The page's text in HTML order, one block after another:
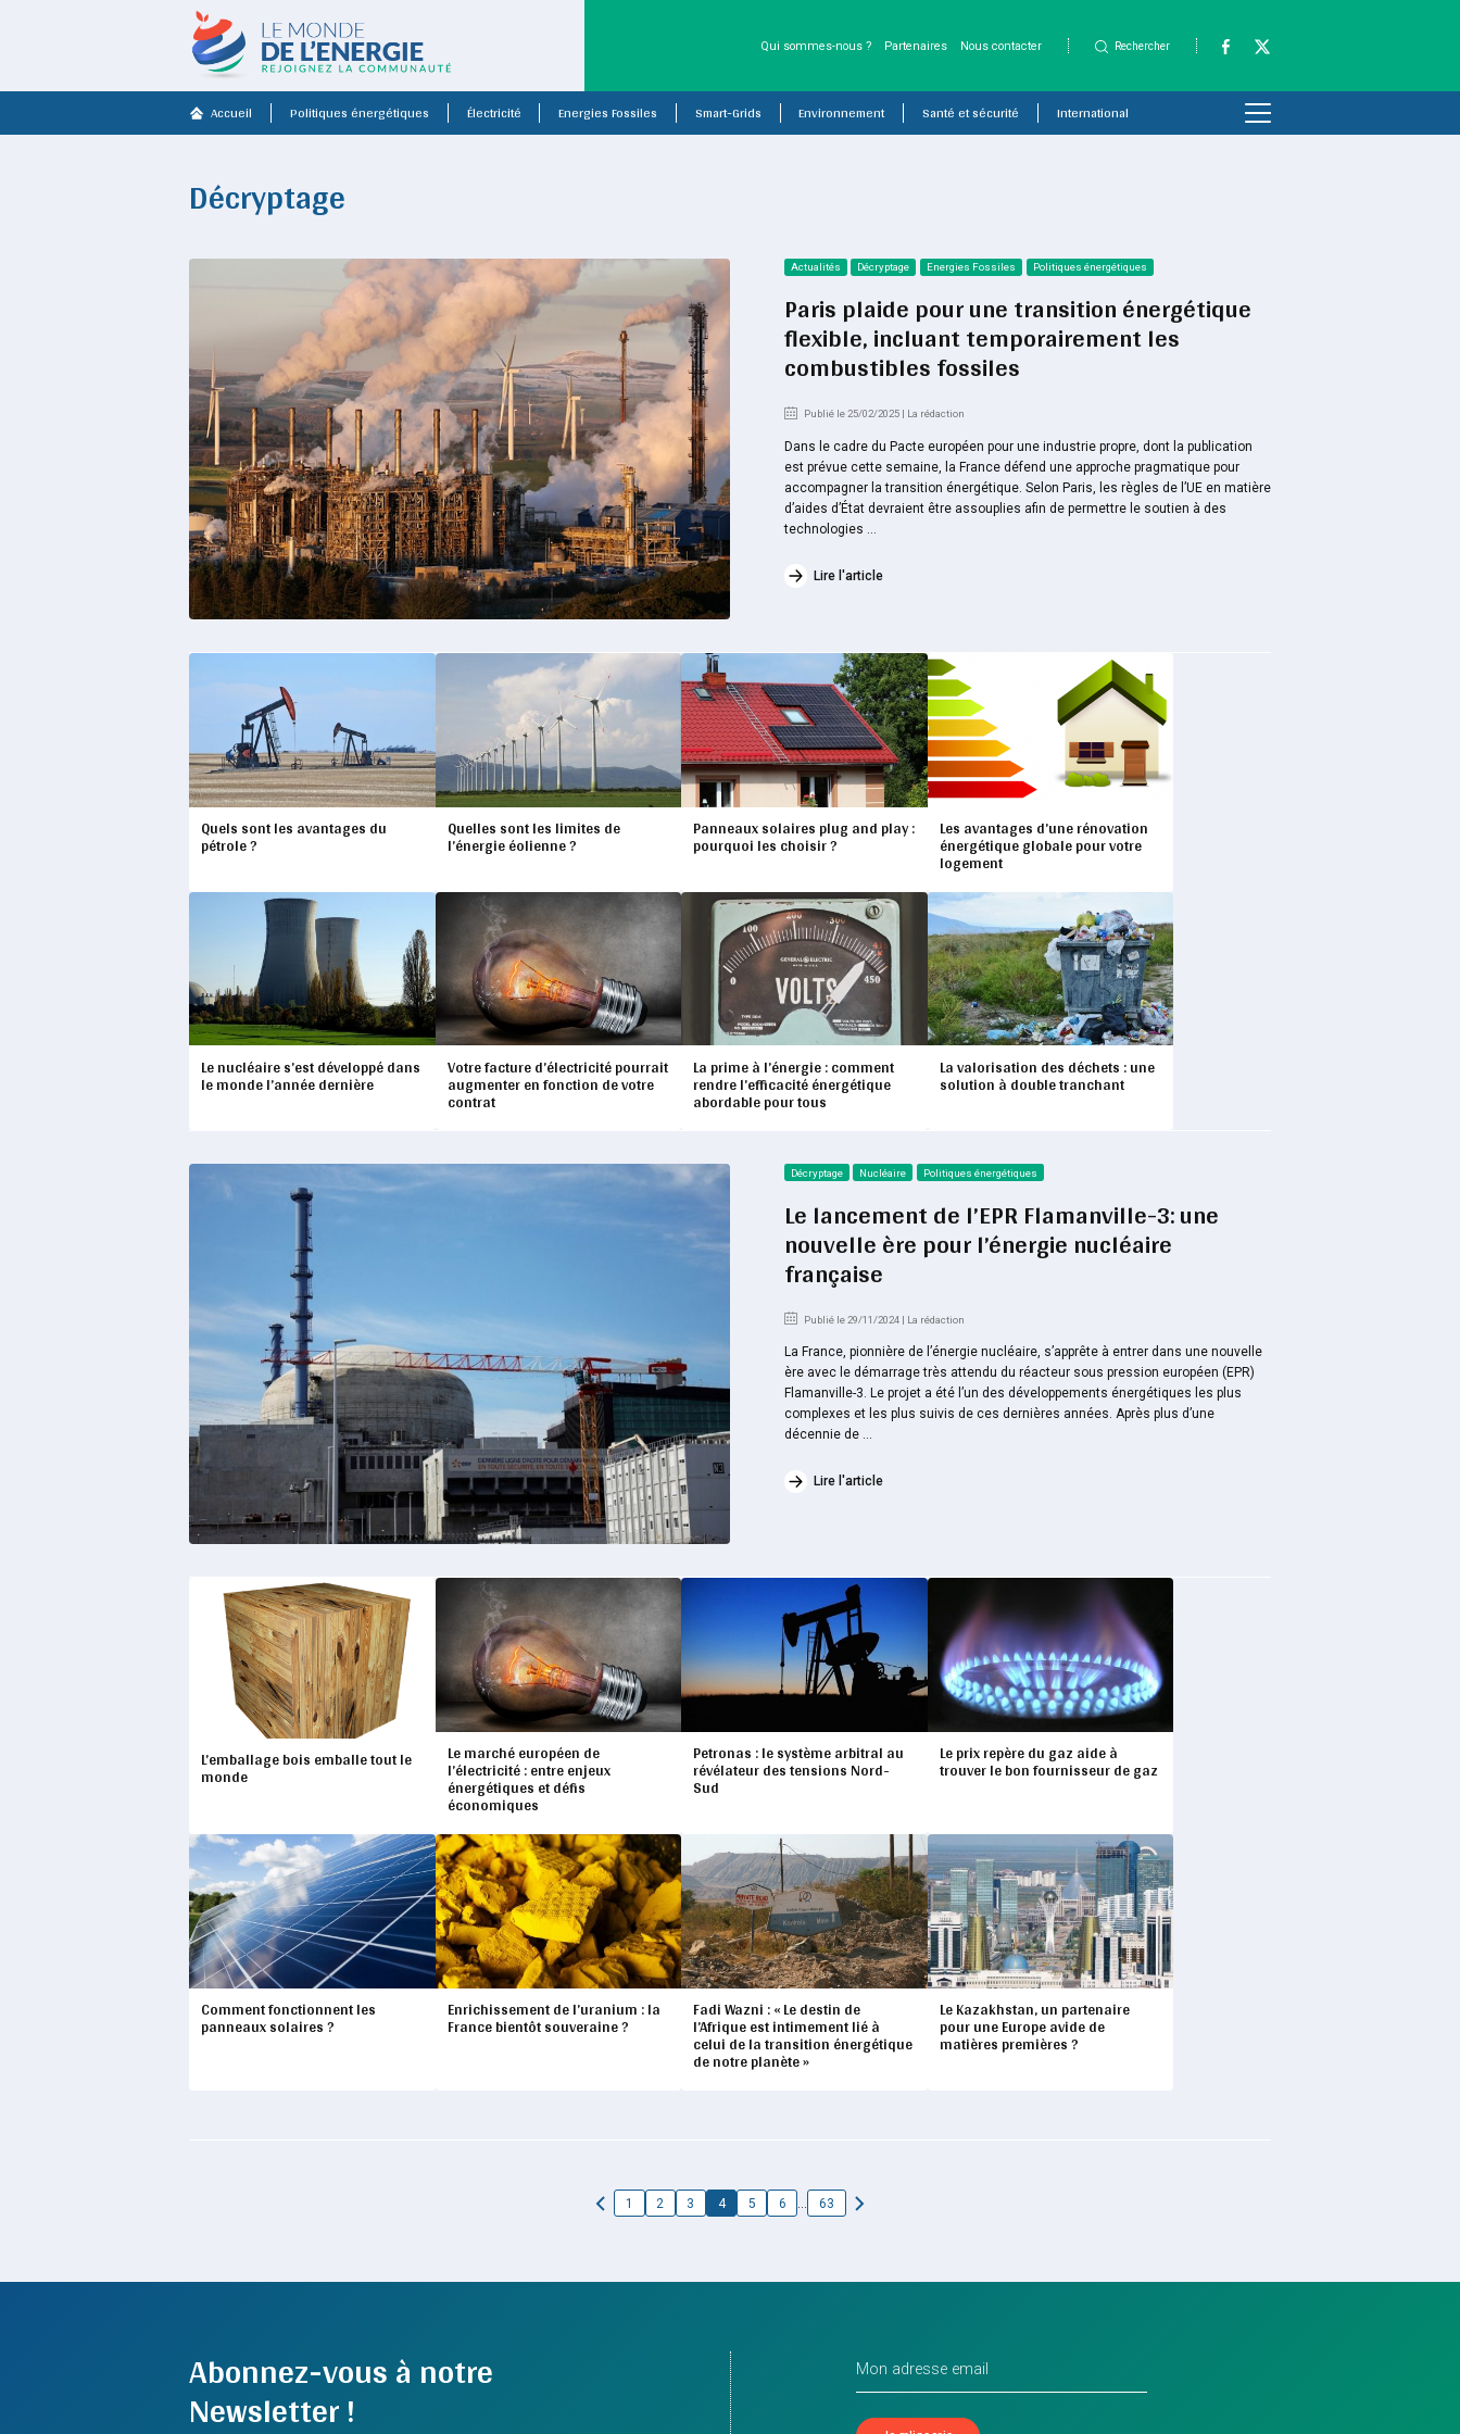
Qui sommes-nous ? Partenaires Nous contacter Rechercher
Accueil Politiques énergétiques Électricité Energies Fossiles Smart-Grids Environnement Santé et sécurité International
Décryptage
Actualités Décryptage Energies Fossiles Politiques énergétiques
Paris plaide pour une transition énergétique
flexible, incluant temporairement les
combustibles fossiles
Publié le 25/02/2025 | La rédaction
Dans le cadre du Pacte européen pour une industrie propre, dont la publication
est prévue cette semaine, la France défend une approche pragmatique pour
accompagner la transition énergétique. Selon Paris, les règles de l’UE en matière
d’aides d’État devraient être assouplies afin de permettre le soutien à des
technologies ...
Lire l'article
Quels sont les avantages du
pétrole ?
Quelles sont les limites de
l’énergie éolienne ?
Panneaux solaires plug and play :
pourquoi les choisir ?
Les avantages d’une rénovation
énergétique globale pour votre
logement
Le nucléaire s’est développé dans
le monde l’année dernière
Votre facture d’électricité pourrait
augmenter en fonction de votre
contrat
La prime à l’énergie : comment
rendre l’efficacité énergétique
abordable pour tous
La valorisation des déchets : une
solution à double tranchant
Décryptage Nucléaire Politiques énergétiques
Le lancement de l’EPR Flamanville-3: une
nouvelle ère pour l’énergie nucléaire
française
Publié le 29/11/2024 | La rédaction
La France, pionnière de l’énergie nucléaire, s’apprête à entrer dans une nouvelle
ère avec le démarrage très attendu du réacteur sous pression européen (EPR)
Flamanville-3. Le projet a été l’un des développements énergétiques les plus
complexes et les plus suivis de ces dernières années. Après plus d’une
décennie de ...
Lire l'article
L’emballage bois emballe tout le
monde
Le marché européen de
l’électricité : entre enjeux
énergétiques et défis
économiques
Petronas : le système arbitral au
révélateur des tensions Nord-
Sud
Le prix repère du gaz aide à
trouver le bon fournisseur de gaz
Comment fonctionnent les
panneaux solaires ?
Enrichissement de l’uranium : la
France bientôt souveraine ?
Fadi Wazni : « Le destin de
l’Afrique est intimement lié à
celui de la transition énergétique
de notre planète »
Le Kazakhstan, un partenaire
pour une Europe avide de
matières premières ?
1 2 3 4 5 6 63
Abonnez-vous à notre
Newsletter !